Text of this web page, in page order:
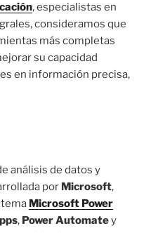
, especialistas en
consideramos que
más completas
su capacidad
en información precisa,
análisis de datos y
por Microsoft,
Microsoft Power
, Power Automatey